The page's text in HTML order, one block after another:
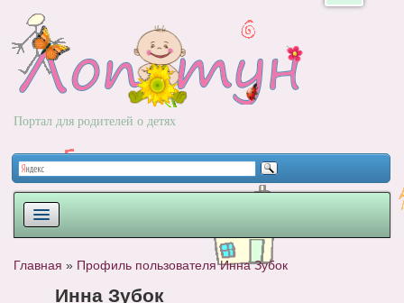
Портал для родителей о детях
РОДЫ
Главная » Профиль пользователя Инна Зубок
Инна Зубок